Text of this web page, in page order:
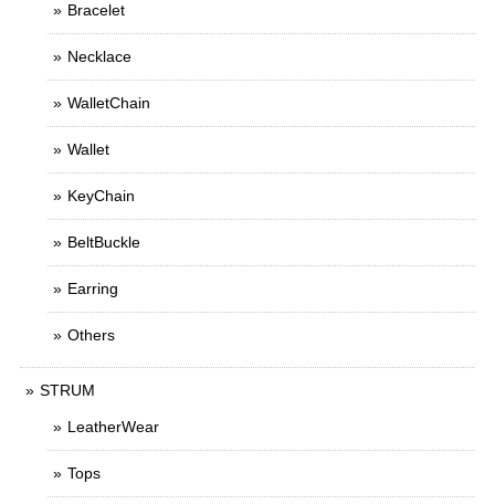
Bracelet
Necklace
WalletChain
Wallet
KeyChain
BeltBuckle
Earring
Others
STRUM
LeatherWear
Tops